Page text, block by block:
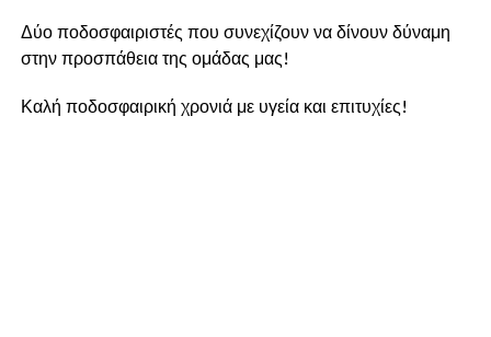
Δύο ποδοσφαιριστές που συνεχίζουν να δίνουν δύναμη
στην προσπάθεια της ομάδας μας!
Καλή ποδοσφαιρική χρονιά με υγεία και επιτυχίες!